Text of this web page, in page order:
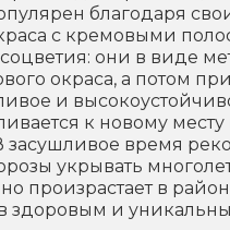
благодаря
с кремовыми
они в виде
окраса, а потом
и
к новому
засушливое время
укрывать
произрастает в
здоровым и